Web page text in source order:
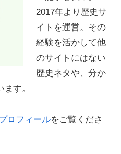
2017年より歴史サ
イトを運営。その
経験を活かして他
のサイトにはない
歴史ネタや、分か
す。
ロフィールをご覧くださ